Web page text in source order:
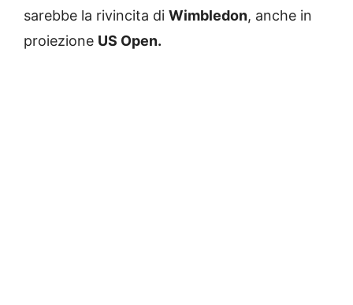
sarebbe la rivincita di Wimbledon, anche in
proiezione US Open.